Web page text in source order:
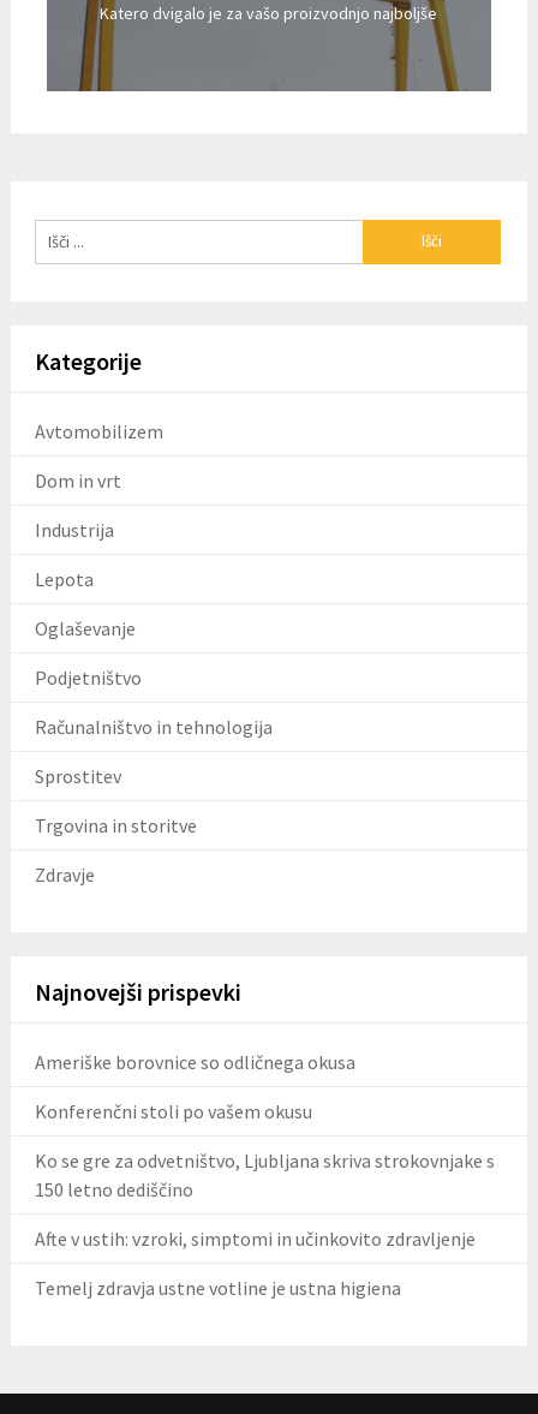
Katero dvigalo je za vašo proizvodnjo najboljše
Kategorije
Avtomobilizem
Dom in vrt
Industrija
Lepota
Oglaševanje
Podjetništvo
Računalništvo in tehnologija
Sprostitev
Trgovina in storitve
Zdravje
Najnovejši prispevki
Ameriške borovnice so odličnega okusa
Konferenčni stoli po vašem okusu
Ko se gre za odvetništvo, Ljubljana skriva strokovnjake s
150 letno dediščino
Afte v ustih: vzroki, simptomi in učinkovito zdravljenje
Temelj zdravja ustne votline je ustna higiena